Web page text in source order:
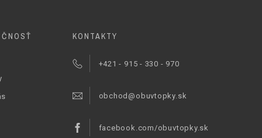
KONTAKTY
+421 - 915 - 330 - 970
obchod@obuvtopky.sk
facebook.com/obuvtopky.sk